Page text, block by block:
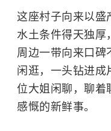
这座村子向来以盛
水土条件得天独厚
周边一带向来口碑
闲逛，一头钻进成
位大姐闲聊，聊着
感慨的新鲜事。